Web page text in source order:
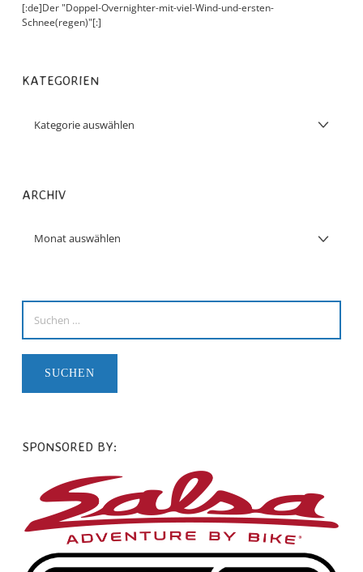
[:de]Der "Doppel-Overnighter-mit-viel-Wind-und-ersten-
Schnee(regen)"[:]
KATEGORIEN
ARCHIV
SPONSORED BY: